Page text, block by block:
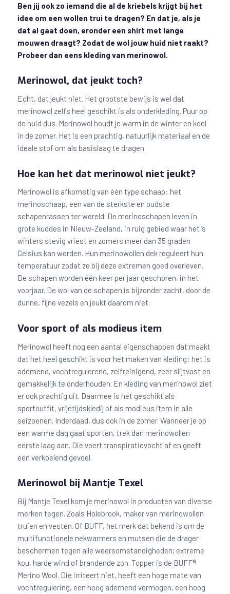
Ben jij ook zo iemand die al de kriebels krijgt bij het
idee om een wollen trui te dragen? En dat je, als je
dat al gaat doen, eronder een shirt met lange
mouwen draagt? Zodat de wol jouw huid niet raakt?
Probeer dan eens kleding van merinowol.
Merinowol, dat jeukt toch?
Echt, dat jeukt niet. Het grootste bewijs is wel dat
merinowol zelfs heel geschikt is als onderkleding. Puur op
de huid dus. Merinowol houdt je warm in de winter en koel
in de zomer. Het is een prachtig, natuurlijk materiaal en de
ideale stof om als basislaag te dragen.
Hoe kan het dat merinowol niet jeukt?
Merinowol is afkomstig van één type schaap: het
merinoschaap, een van de sterkste en oudste
schapenrassen ter wereld. De merinoschapen leven in
grote kuddes in Nieuw-Zeeland, in ruig gebied waar het ’s
winters stevig vriest en zomers meer dan 35 graden
Celsius kan worden. Hun merinowollen dek reguleert hun
temperatuur zodat ze bij deze extremen goed overleven.
De schapen worden één keer per jaar geschoren, in het
voorjaar. De wol van de schapen is bijzonder zacht, door de
dunne, fijne vezels en jeukt daarom niet.
Voor sport of als modieus item
Merinowol heeft nog een aantal eigenschappen dat maakt
dat het heel geschikt is voor het maken van kleding: het is
ademend, vochtregulerend, zelfreinigend, zeer slijtvast en
gemakkelijk te onderhouden. En kleding van merinowol ziet
er ook prachtig uit. Daarmee is het geschikt als
sportoutfit, vrijetijdskledij of als modieus item in alle
seizoenen. Inderdaad, dus ook in de zomer. Wanneer je op
een warme dag gaat sporten, trek dan merinowollen
eerste laag aan. Die voert transpiratievocht af en geeft
een verkoelend gevoel.
Merinowol bij Mantje Texel
Bij Mantje Texel kom je merinowol in producten van diverse
merken tegen. Zoals Holebrook, maker van merinowollen
truien en vesten. Of BUFF, het merk dat bekend is om de
multifunctionele nekwarmers en mutsen die de drager
beschermen tegen alle weersomstandigheden; extreme
kou, harde wind of brandende zon. Topper is de BUFF®
Merino Wool. Die irriteert niet, heeft een hoge mate van
vochtregulering, een hoog ademend vermogen, een hoog